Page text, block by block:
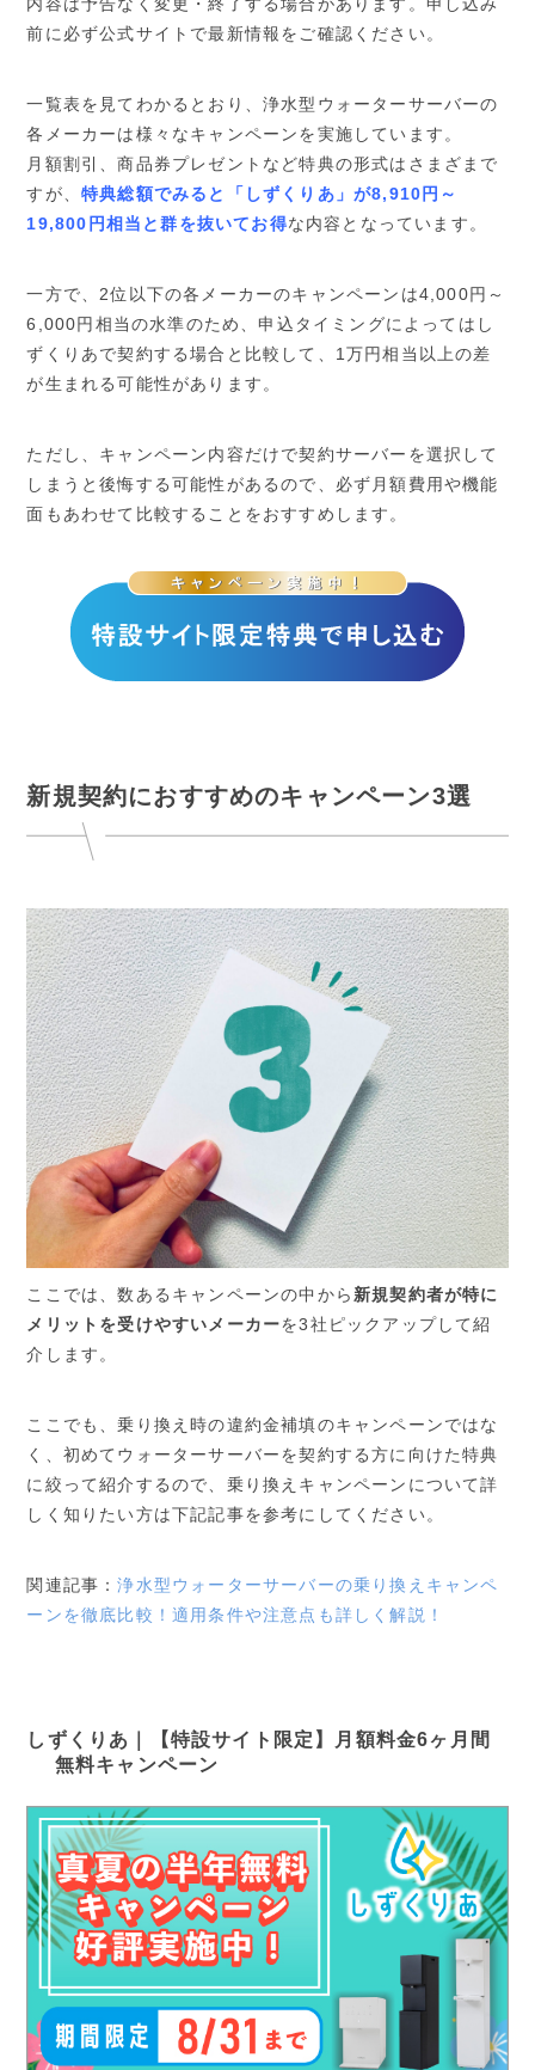
内容は予告なく変更・終了する場合があります。申し込み
前に必ず公式サイトで最新情報をご確認ください。
一覧表を見てわかるとおり、浄水型ウォーターサーバーの
各メーカーは様々なキャンペーンを実施しています。
月額割引、商品券プレゼントなど特典の形式はさまざまで
すが、 特典総額でみると「しずくりあ」が8,910円～
19,800円相当と群を抜いてお得な内容となっています。
一方で、2位以下の各メーカーのキャンペーンは4,000円～
6,000円相当の水準のため、申込タイミングによってはし
ずくりあで契約する場合と比較して、1万円相当以上の差
が生まれる可能性があります。
ただし、キャンペーン内容だけで契約サーバーを選択して
しまうと後悔する可能性があるので、必ず月額費用や機能
面もあわせて比較することをおすすめします。
新規契約におすすめのキャンペーン3選
ここでは、数あるキャンペーンの中から新規契約者が特に
メリットを受けやすいメーカーを3社ピックアップして紹
介します。
ここでも、乗り換え時の違約金補填のキャンペーンではな
く、初めてウォーターサーバーを契約する方に向けた特典
に絞って紹介するので、乗り換えキャンペーンについて詳
しく知りたい方は下記記事を参考にしてください。
関連記事：浄水型ウォーターサーバーの乗り換えキャンペ
ーンを徹底比較！適用条件や注意点も詳しく解説！
しずくりあ｜【特設サイト限定】月額料金6ヶ月間
無料キャンペーン